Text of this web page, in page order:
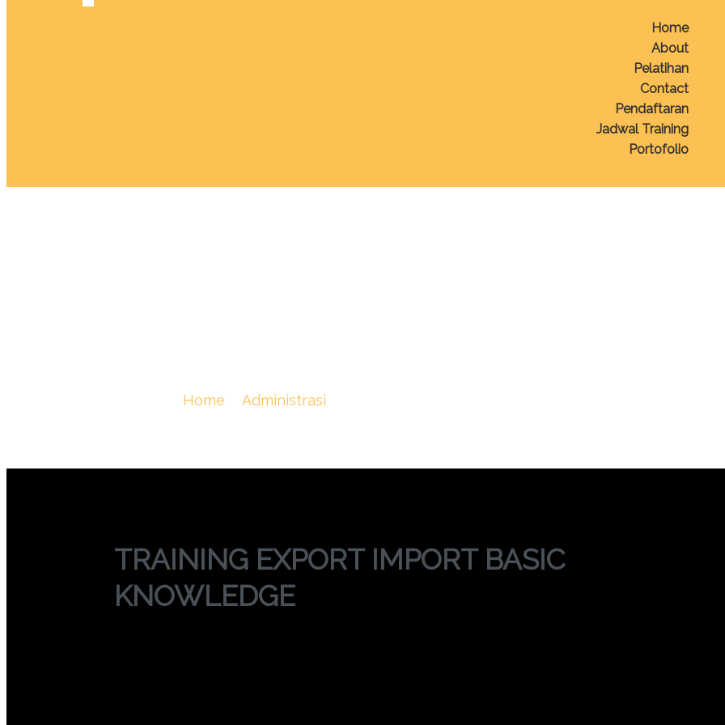
Home
About
Pelatihan
Contact
Pendaftaran
Jadwal Training
Portofolio
Home Administrasi
TRAINING EXPORT IMPORT BASIC
KNOWLEDGE